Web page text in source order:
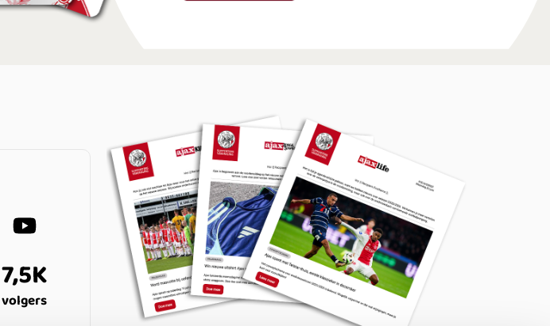
7,5K
volgers